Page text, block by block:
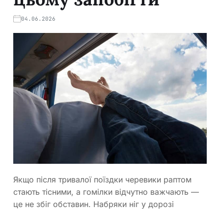
04.06.2026
Якщо після тривалої поїздки черевики раптом
стають тісними, а гомілки відчутно важчають —
це не збіг обставин. Набряки ніг у дорозі